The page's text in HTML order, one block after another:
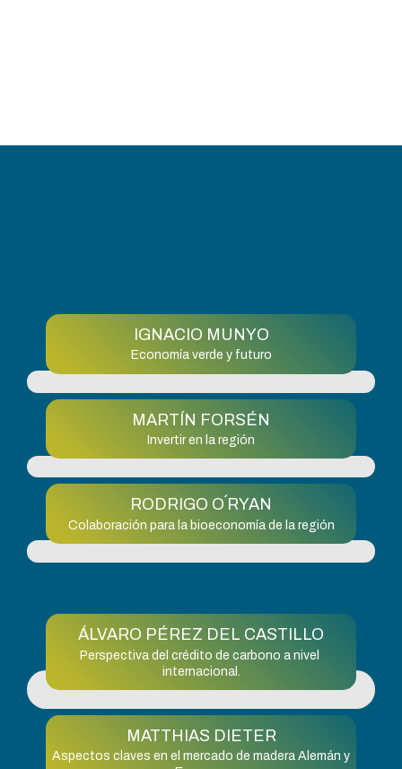
IGNACIO MUNYO
Economía verde y futuro
MARTÍN FORSÉN
Invertir en la región
RODRIGO O´RYAN
Colaboración para la bioeconomía de la región
ÁLVARO PÉREZ DEL CASTILLO
Perspectiva del crédito de carbono a nivel
internacional.
MATTHIAS DIETER
Aspectos claves en el mercado de madera Alemán y